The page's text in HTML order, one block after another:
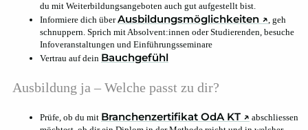
du mit Weiterbildungsangeboten auch gut aufgestellt bist.
Informiere dich überAusbildungsmöglichkeiten ↗, geh
schnuppern. Sprich mit Absolvent:innen oder Studierenden, besuche
Infoveranstaltungen und Einführungsseminare
Vertrau auf dein Bauchgefühl
Ausbildung ja – Welche passt zu dir?
Prüfe, ob du mit Branchenzertifikat OdA KT ↗ abschliessen